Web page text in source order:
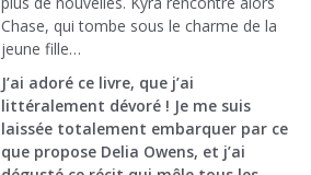
Chase, qui tombe sous le charme de la
jeune fille…
J’ai adoré ce livre, que j’ai
littéralement dévoré ! Je me suis
laissée totalement embarquer par ce
que propose Delia Owens, et j’ai